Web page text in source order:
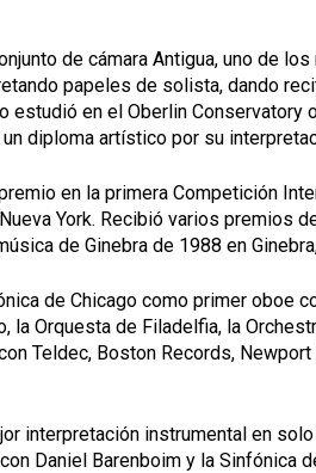
de cámara Antigua, uno de
papeles de solista, dando
estudió en el Oberlin Conservatory
diploma artístico por su
en la primera Competición
York. Recibió varios premios
de Ginebra de 1988 en
de Chicago como primer oboe
la Orquesta de Filadelfia, la
Teldec, Boston Records,
interpretación instrumental en
Daniel Barenboim y la Sinfónica